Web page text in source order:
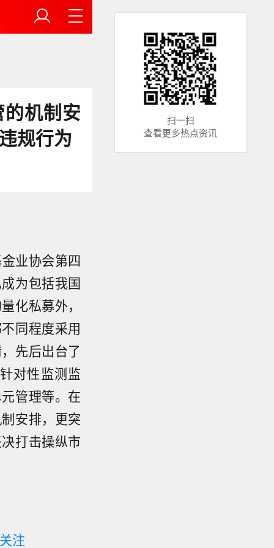
机制安
规行为
业协会第四
为包括我国
化私募外，
同程度采用
先后出台了
对性监测监
管理等。在
安排，更突
打击操纵市
注
扫一扫
查看更多热点资讯